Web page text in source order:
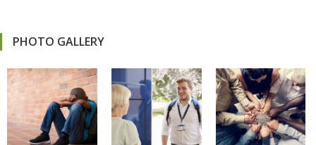
PHOTO GALLERY